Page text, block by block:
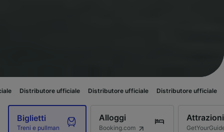
ufficiale Distributore ufficiale Distributore ufficiale Distributore
Biglietti
Treni e pullman
Alloggi
Booking.com
Attrazioni